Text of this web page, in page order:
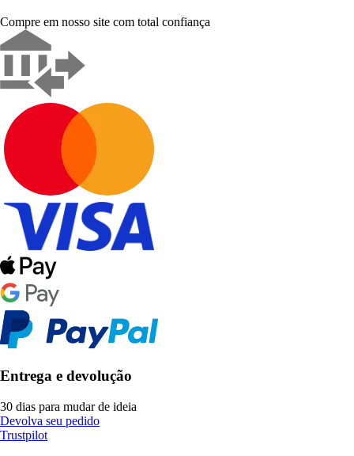
Compre em nosso site com total confiança
Entrega e devolução
30 dias para mudar de ideia
Devolva seu pedido
Trustpilot